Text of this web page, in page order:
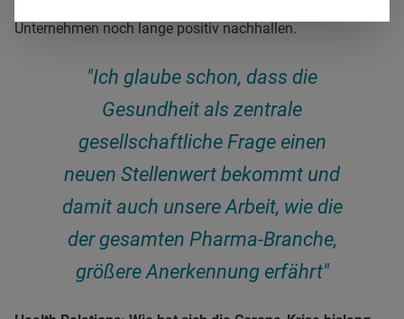
Unternehmen noch lange positiv nachhallen.
"Ich glaube schon, dass die
Gesundheit als zentrale
gesellschaftliche Frage einen
neuen Stellenwert bekommt und
damit auch unsere Arbeit, wie die
der gesamten Pharma-Branche,
größere Anerkennung erfährt"